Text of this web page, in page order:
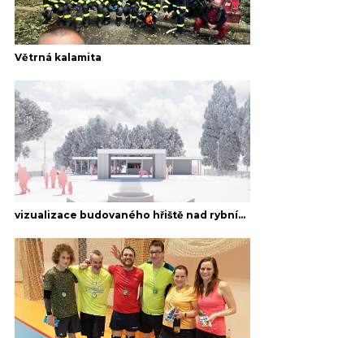
Větrná kalamita
vizualizace budovaného hřiště nad rybníkem